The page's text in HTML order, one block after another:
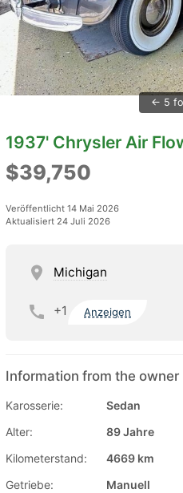
5
1937' Chrysler Air
$39,750
Veröffentlicht 14 Mai 2026
Aktualisiert 24 Juli 2026
Michigan
+1 Anzeigen
Information from the owner
Karosserie:
Sedan
Alter:
89 Jahre
Kilometerstand:
4669 km
Getriebe:
Manuell